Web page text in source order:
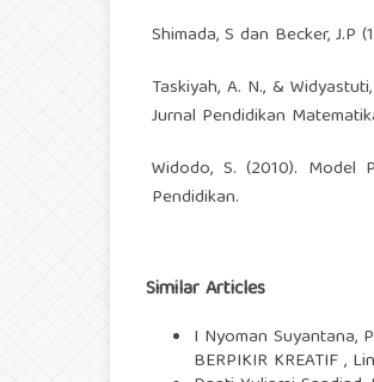
Shimada, S dan Becker,
Taskiyah, A. N., &
Jurnal Pendidikan
Widodo, S. (2010). Model
Pendidikan.
Similar Articles
I Nyoman Suyantana,
BERPIKIR KREATIF,